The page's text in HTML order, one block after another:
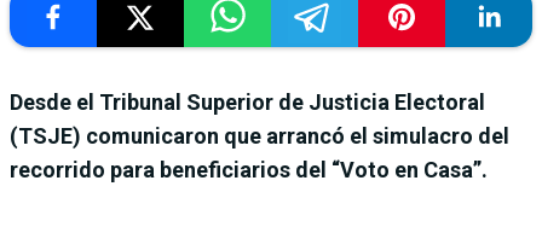
Desde el Tribunal Superior de Justicia Electoral
(TSJE) comunicaron que arrancó el simulacro del
recorrido para beneficiarios del “Voto en Casa”.